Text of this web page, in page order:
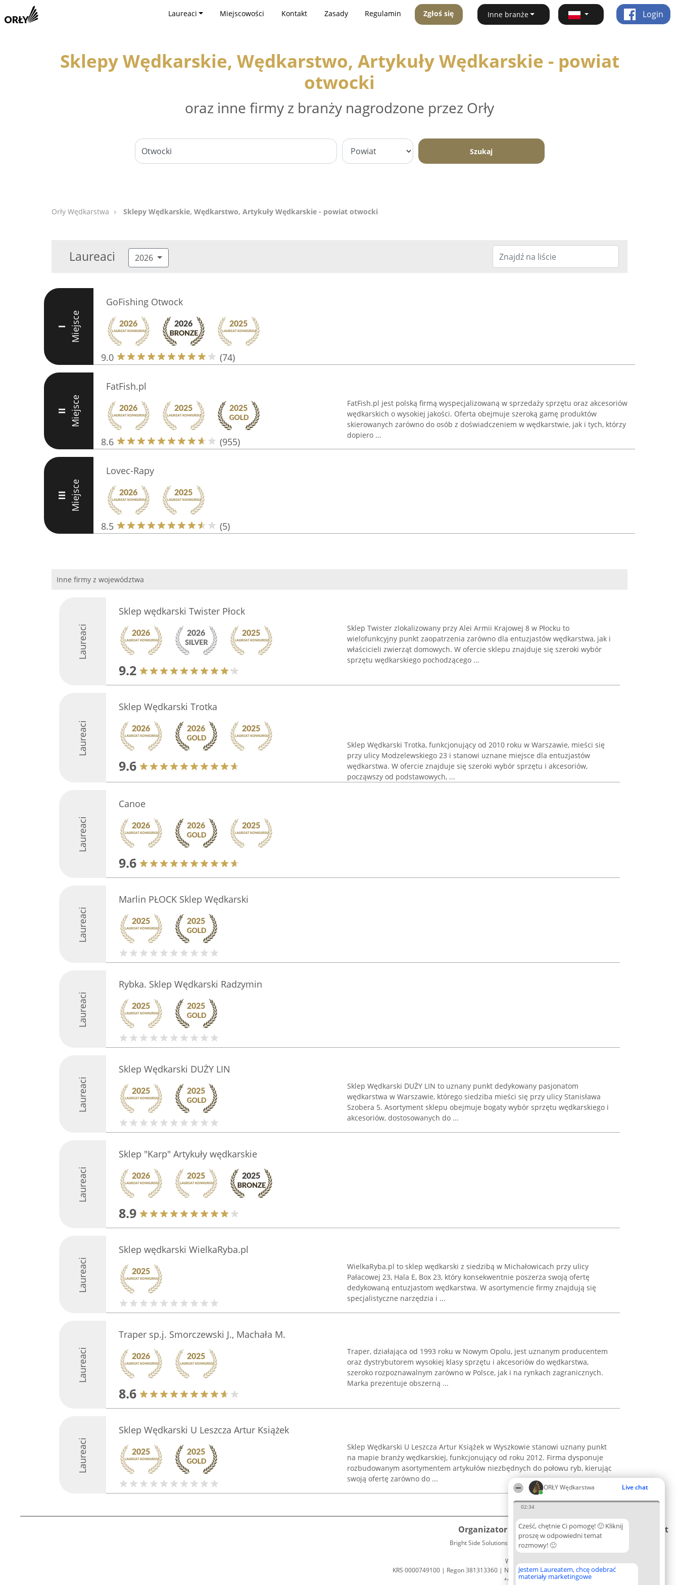
ORŁY Wędkarstwa Live chat
02:34
Cześć, chętnie Ci pomogę! 🙂 Kliknij
proszę w odpowiedni temat
rozmowy! 🙂
Jestem Laureatem, chcę odebrać
materiały marketingowe
Laureaci Miejscowości Kontakt Zasady Regulamin Zgłoś się Inne branże Login
Sklepy Wędkarskie, Wędkarstwo, Artykuły Wędkarskie - powiat
otwocki
oraz inne firmy z branży nagrodzone przez Orły
Szukaj
Orły Wędkarstwa Sklepy Wędkarskie, Wędkarstwo, Artykuły Wędkarskie - powiat otwocki
Laureaci 2026
I Miejsce
GoFishing Otwock
9.0 (74)
II Miejsce
FatFish.pl
8.6 (955)
FatFish.pl jest polską firmą wyspecjalizowaną w sprzedaży sprzętu oraz akcesoriów
wędkarskich o wysokiej jakości. Oferta obejmuje szeroką gamę produktów
skierowanych zarówno do osób z doświadczeniem w wędkarstwie, jak i tych, którzy
dopiero ...
III Miejsce
Lovec-Rapy
8.5 (5)
Inne firmy z województwa
Laureaci
Sklep wędkarski Twister Płock
9.2
Sklep Twister zlokalizowany przy Alei Armii Krajowej 8 w Płocku to
wielofunkcyjny punkt zaopatrzenia zarówno dla entuzjastów wędkarstwa, jak i
właścicieli zwierząt domowych. W ofercie sklepu znajduje się szeroki wybór
sprzętu wędkarskiego pochodzącego ...
Laureaci
Sklep Wędkarski Trotka
9.6
Sklep Wędkarski Trotka, funkcjonujący od 2010 roku w Warszawie, mieści się
przy ulicy Modzelewskiego 23 i stanowi uznane miejsce dla entuzjastów
wędkarstwa. W ofercie znajduje się szeroki wybór sprzętu i akcesoriów,
począwszy od podstawowych, ...
Laureaci
Canoe
9.6
Laureaci
Marlin PŁOCK Sklep Wędkarski
Laureaci
Rybka. Sklep Wędkarski Radzymin
Laureaci
Sklep Wędkarski DUŻY LIN
Sklep Wędkarski DUŻY LIN to uznany punkt dedykowany pasjonatom
wędkarstwa w Warszawie, którego siedziba mieści się przy ulicy Stanisława
Szobera 5. Asortyment sklepu obejmuje bogaty wybór sprzętu wędkarskiego i
akcesoriów, dostosowanych do ...
Laureaci
Sklep "Karp" Artykuły wędkarskie
8.9
Laureaci
Sklep wędkarski WielkaRyba.pl
WielkaRyba.pl to sklep wędkarski z siedzibą w Michałowicach przy ulicy
Pałacowej 23, Hala E, Box 23, który konsekwentnie poszerza swoją ofertę
dedykowaną entuzjastom wędkarstwa. W asortymencie firmy znajdują się
specjalistyczne narzędzia i ...
Laureaci
Traper sp.j. Smorczewski J., Machała M.
8.6
Traper, działająca od 1993 roku w Nowym Opolu, jest uznanym producentem
oraz dystrybutorem wysokiej klasy sprzętu i akcesoriów do wędkarstwa,
szeroko rozpoznawalnym zarówno w Polsce, jak i na rynkach zagranicznych.
Marka prezentuje obszerną ...
Laureaci
Sklep Wędkarski U Leszcza Artur Książek
Sklep Wędkarski U Leszcza Artur Książek w Wyszkowie stanowi uznany punkt
na mapie branży wędkarskiej, funkcjonujący od roku 2012. Firma dysponuje
rozbudowanym asortymentem artykułów niezbędnych do połowu ryb, kierując
swoją ofertę zarówno do ...
Organizator plebiscytu
Bright Side Solutions sp. z o. o. sp. k.
ul. Ruska 22
Wrocław 50-079
KRS 0000749100 | Regon 381313360 | NIP 8943132676
+48 508 492 400
Plebiscyt
Lista
Laureatów
Zasady
Kontakt